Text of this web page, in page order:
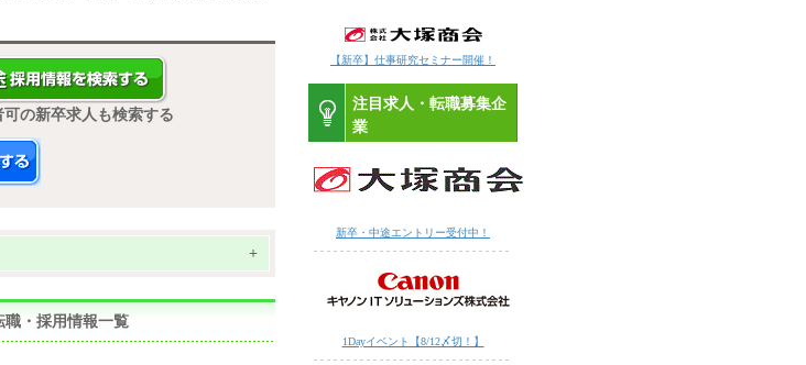
可の新卒求人も検索する
+
・採用情報一覧
【新卒】仕事研究セミナー開催！
注目求人・転職募集企
業
新卒・中途エントリー受付中！
1Dayイベント【8/12〆切！】